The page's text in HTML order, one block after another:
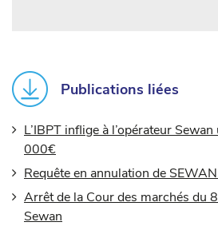
Publications liées
L’IBPT inflige à l’opérateur
000€
Requête en annulation de
Arrêt de la Cour des marchés du
Sewan